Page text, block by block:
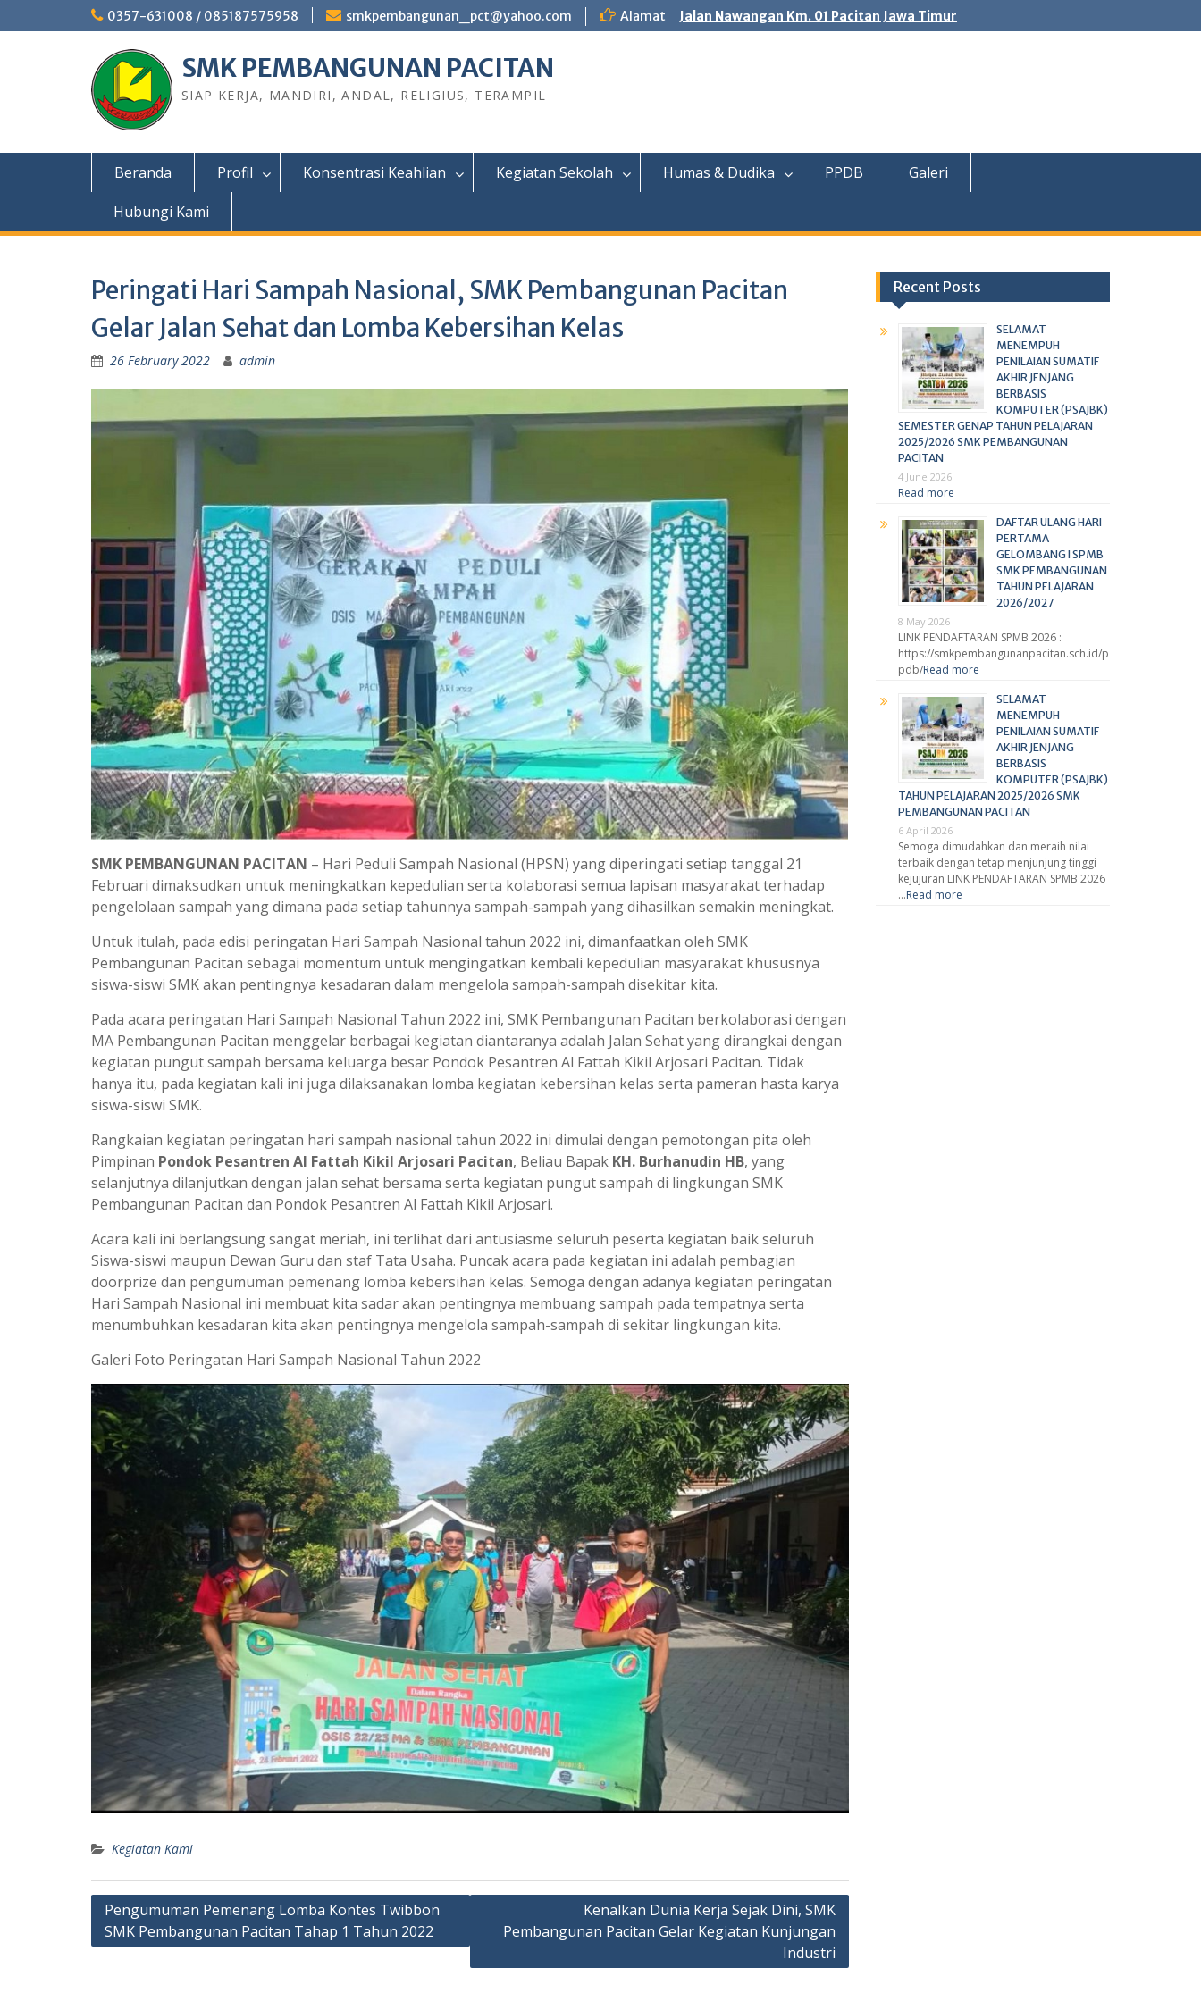
0357-631008 / 085187575958 smkpembangunan_pct@yahoo.com Alamat Jalan Nawangan Km. 01 Pacitan Jawa Timur
SMK PEMBANGUNAN PACITAN
SIAP KERJA, MANDIRI, ANDAL, RELIGIUS, TERAMPIL
Beranda Profil Konsentrasi Keahlian Kegiatan Sekolah Humas & Dudika PPDB
Galeri
Hubungi Kami
Peringati Hari Sampah Nasional, SMK Pembangunan Pacitan
Gelar Jalan Sehat dan Lomba Kebersihan Kelas
26 February 2022 admin
SMK PEMBANGUNAN PACITAN – Hari Peduli Sampah Nasional (HPSN) yang diperingati setiap tanggal 21
Februari dimaksudkan untuk meningkatkan kepedulian serta kolaborasi semua lapisan masyarakat terhadap
pengelolaan sampah yang dimana pada setiap tahunnya sampah-sampah yang dihasilkan semakin meningkat.
Untuk itulah, pada edisi peringatan Hari Sampah Nasional tahun 2022 ini, dimanfaatkan oleh SMK
Pembangunan Pacitan sebagai momentum untuk mengingatkan kembali kepedulian masyarakat khususnya
siswa-siswi SMK akan pentingnya kesadaran dalam mengelola sampah-sampah disekitar kita.
Pada acara peringatan Hari Sampah Nasional Tahun 2022 ini, SMK Pembangunan Pacitan berkolaborasi dengan
MA Pembangunan Pacitan menggelar berbagai kegiatan diantaranya adalah Jalan Sehat yang dirangkai dengan
kegiatan pungut sampah bersama keluarga besar Pondok Pesantren Al Fattah Kikil Arjosari Pacitan. Tidak
hanya itu, pada kegiatan kali ini juga dilaksanakan lomba kegiatan kebersihan kelas serta pameran hasta karya
siswa-siswi SMK.
Rangkaian kegiatan peringatan hari sampah nasional tahun 2022 ini dimulai dengan pemotongan pita oleh
Pimpinan Pondok Pesantren Al Fattah Kikil Arjosari Pacitan, Beliau Bapak KH. Burhanudin HB, yang
selanjutnya dilanjutkan dengan jalan sehat bersama serta kegiatan pungut sampah di lingkungan SMK
Pembangunan Pacitan dan Pondok Pesantren Al Fattah Kikil Arjosari.
Acara kali ini berlangsung sangat meriah, ini terlihat dari antusiasme seluruh peserta kegiatan baik seluruh
Siswa-siswi maupun Dewan Guru dan staf Tata Usaha. Puncak acara pada kegiatan ini adalah pembagian
doorprize dan pengumuman pemenang lomba kebersihan kelas. Semoga dengan adanya kegiatan peringatan
Hari Sampah Nasional ini membuat kita sadar akan pentingnya membuang sampah pada tempatnya serta
menumbuhkan kesadaran kita akan pentingnya mengelola sampah-sampah di sekitar lingkungan kita.
Galeri Foto Peringatan Hari Sampah Nasional Tahun 2022
Kegiatan Kami
Pengumuman Pemenang Lomba Kontes Twibbon
SMK Pembangunan Pacitan Tahap 1 Tahun 2022
Kenalkan Dunia Kerja Sejak Dini, SMK
Pembangunan Pacitan Gelar Kegiatan Kunjungan
Industri
Recent Posts
SELAMAT
MENEMPUH
PENILAIAN SUMATIF
AKHIR JENJANG
BERBASIS
KOMPUTER (PSAJBK)
SEMESTER GENAP TAHUN PELAJARAN
2025/2026 SMK PEMBANGUNAN
PACITAN
4 June 2026
Read more
DAFTAR ULANG HARI
PERTAMA
GELOMBANG I SPMB
SMK PEMBANGUNAN
TAHUN PELAJARAN
2026/2027
8 May 2026
LINK PENDAFTARAN SPMB 2026 :
https://smkpembangunanpacitan.sch.id/p
pdb/Read more
SELAMAT
MENEMPUH
PENILAIAN SUMATIF
AKHIR JENJANG
BERBASIS
KOMPUTER (PSAJBK)
TAHUN PELAJARAN 2025/2026 SMK
PEMBANGUNAN PACITAN
6 April 2026
Semoga dimudahkan dan meraih nilai
terbaik dengan tetap menjunjung tinggi
kejujuran LINK PENDAFTARAN SPMB 2026
…Read more